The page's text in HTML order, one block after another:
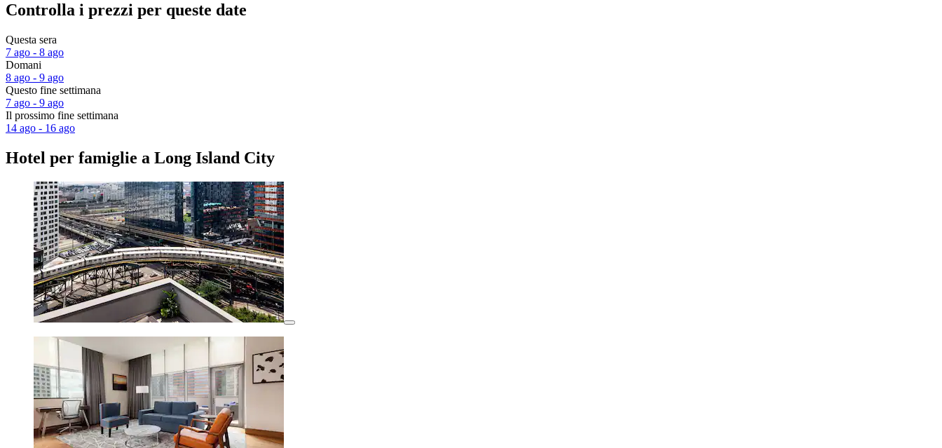
Controlla i prezzi per queste date
Questa sera
7 ago - 8 ago
Domani
8 ago - 9 ago
Questo fine settimana
7 ago - 9 ago
Il prossimo fine settimana
14 ago - 16 ago
Hotel per famiglie a Long Island City